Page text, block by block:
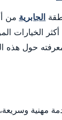
الجابرية من
حول
مهنية